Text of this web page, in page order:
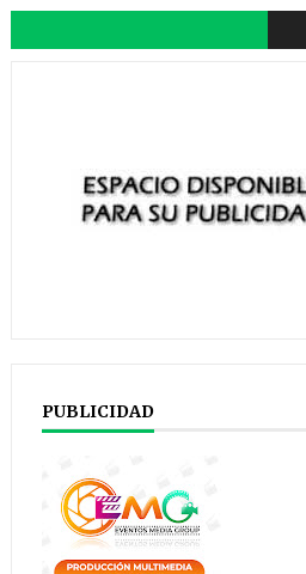
PUBLICIDAD